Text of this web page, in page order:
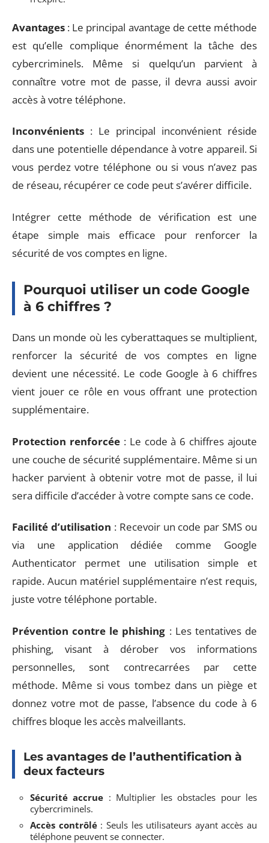
Avantages : Le principal avantage de cette méthode
est qu’elle complique énormément la tâche des
cybercriminels. Même si quelqu’un parvient à
connaître votre mot de passe, il devra aussi avoir
accès à votre téléphone.
Inconvénients : Le principal inconvénient réside
dans une potentielle dépendance à votre appareil. Si
vous perdez votre téléphone ou si vous n’avez pas
de réseau, récupérer ce code peut s’avérer difficile.
Intégrer cette méthode de vérification est une
étape simple mais efficace pour renforcer la
sécurité de vos comptes en ligne.
Pourquoi utiliser un code Google
à 6 chiffres ?
Dans un monde où les cyberattaques se multiplient,
renforcer la sécurité de vos comptes en ligne
devient une nécessité. Le code Google à 6 chiffres
vient jouer ce rôle en vous offrant une protection
supplémentaire.
Protection renforcée: Le code à 6 chiffres ajoute
une couche de sécurité supplémentaire. Même si un
hacker parvient à obtenir votre mot de passe, il lui
sera difficile d’accéder à votre compte sans ce code.
Facilité d’utilisation : Recevoir un code par SMS ou
via une application dédiée comme Google
Authenticator permet une utilisation simple et
rapide. Aucun matériel supplémentaire n’est requis,
juste votre téléphone portable.
Prévention contre le phishing : Les tentatives de
phishing, visant à dérober vos informations
personnelles, sont contrecarrées par cette
méthode. Même si vous tombez dans un piège et
donnez votre mot de passe, l’absence du code à 6
chiffres bloque les accès malveillants.
Les avantages de l’authentification à
deux facteurs
Sécurité accrue : Multiplier les obstacles pour les
cybercriminels.
Accès contrôlé: Seuls les utilisateurs ayant accès au
téléphone peuvent se connecter.